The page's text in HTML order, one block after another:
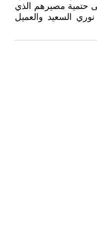
حتمية مصيرهم الذي
السعيد والعميل